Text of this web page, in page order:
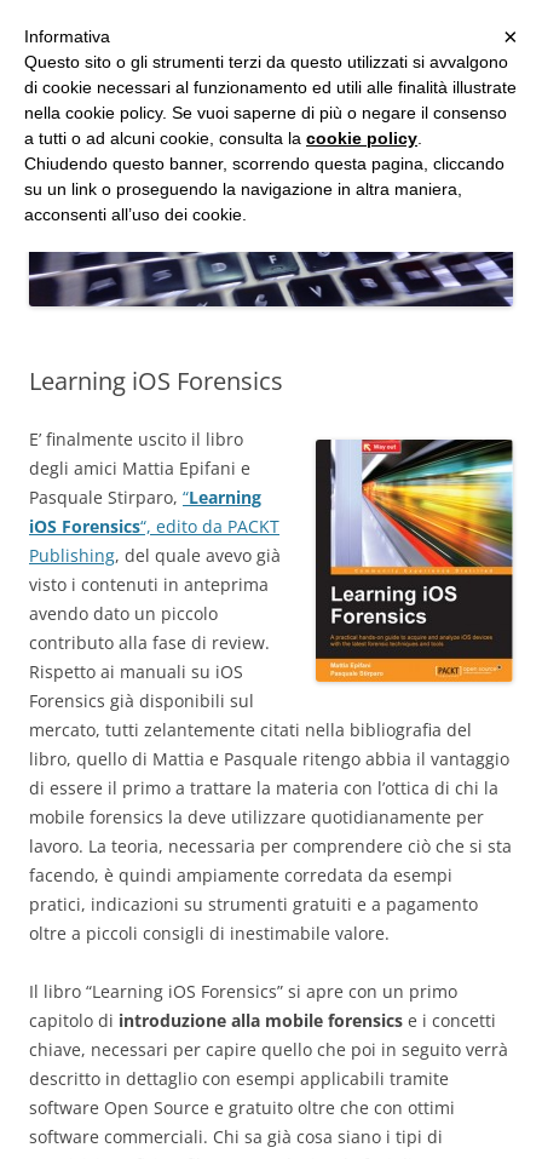
Vai
al
contenuto
Studio d'Informatica Forense
Perizie Informatiche Forensi, CTP e CTU in Processi Civili e Penali
Learning iOS Forensics
E’ finalmente uscito il libro
degli amici Mattia Epifani e
Pasquale Stirparo, “Learning
iOS Forensics“, edito da PACKT
Publishing, del quale avevo già
visto i contenuti in anteprima
avendo dato un piccolo
contributo alla fase di review.
Rispetto ai manuali su iOS
Forensics già disponibili sul
mercato, tutti zelantemente citati nella bibliografia del
libro, quello di Mattia e Pasquale ritengo abbia il vantaggio
di essere il primo a trattare la materia con l’ottica di chi la
mobile forensics la deve utilizzare quotidianamente per
lavoro. La teoria, necessaria per comprendere ciò che si sta
facendo, è quindi ampiamente corredata da esempi
pratici, indicazioni su strumenti gratuiti e a pagamento
oltre a piccoli consigli di inestimabile valore.
Il libro “Learning iOS Forensics” si apre con un primo
capitolo di introduzione alla mobile forensics e i concetti
chiave, necessari per capire quello che poi in seguito verrà
descritto in dettaglio con esempi applicabili tramite
software Open Source e gratuito oltre che con ottimi
software commerciali. Chi sa già cosa siano i tipi di
MENU ×
Informativa
Questo sito o gli strumenti terzi da questo utilizzati si avvalgono
di cookie necessari al funzionamento ed utili alle finalità illustrate
nella cookie policy. Se vuoi saperne di più o negare il consenso
a tutti o ad alcuni cookie, consulta la cookie policy
Chiudendo questo banner, scorrendo questa pagina, cliccando
su un link o proseguendo la navigazione in altra maniera,
acconsenti all’uso dei cookie.